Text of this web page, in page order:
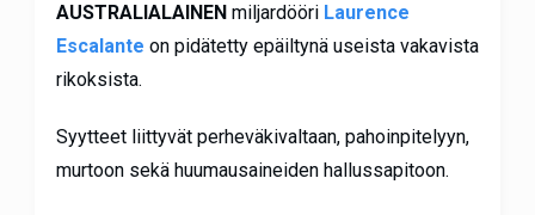
AUSTRALIALAINEN miljardööri Laurence
Escalante on pidätetty epäiltynä useista vakavista
rikoksista.
Syytteet liittyvät perheväkivaltaan, pahoinpitelyyn,
murtoon sekä huumausaineiden hallussapitoon.